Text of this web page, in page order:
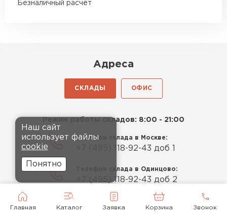
Главная Каталог Заявка Корзина Звонок
Безналичный расчёт
Адреса
СКЛАДЫ ОФИС
Режим работы складов: 8:00 - 21:00
Телефон склада в Москве:
+7 (495) 118-92-43 доб 1
Телефон склада в Одинцово:
+7 (495) 118-92-43 доб 2
Телефон склада в Раменском:
+7 (495) 118-92-43 доб 3
Наш сайт
использует файлы
cookie
Понятно